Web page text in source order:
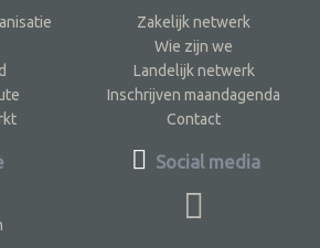
Zakelijk netwerk
Wie zijn we
Landelijk netwerk
Inschrijven maandagenda
Contact
Social media